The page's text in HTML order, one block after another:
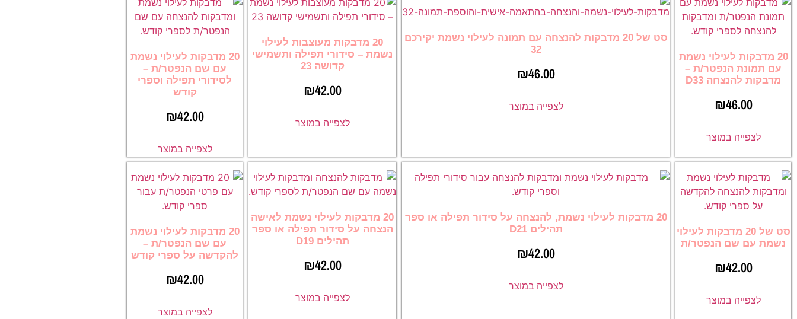
20 מדבקות לעילוי נשמת
עם תמונת הנפטר/ת –
מדבקות להנצחה D33
₪46.00
לצפייה במוצר
סט של 20 מדבקות להנצחה עם תמונה לעילוי נשמת יקירכם
32
₪46.00
לצפייה במוצר
20 מדבקות מעוצבות לעילוי
נשמת – סידורי תפילה ותשמישי
קדושה 23
₪42.00
לצפייה במוצר
20 מדבקות לעילוי נשמת
עם שם הנפטר/ת –
לסידורי תפילה וספרי
קודש
₪42.00
לצפייה במוצר
סט של 20 מדבקות לעילוי
נשמת עם שם הנפטר/ת
₪42.00
לצפייה במוצר
20 מדבקות לעילוי נשמת, להנצחה על סידור תפילה או ספר
תהילים D21
₪42.00
לצפייה במוצר
20 מדבקות לעילוי נשמת לאישה
הנצחה על סידור תפילה או ספר
תהילים D19
₪42.00
לצפייה במוצר
20 מדבקות לעילוי נשמת
עם שם הנפטר/ת –
להקדשה על ספרי קודש
₪42.00
לצפייה במוצר